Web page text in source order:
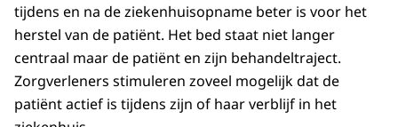
tijdens en na de ziekenhuisopname beter is voor het
herstel van de patiënt. Het bed staat niet langer
centraal maar de patiënt en zijn behandeltraject.
Zorgverleners stimuleren zoveel mogelijk dat de
patiënt actief is tijdens zijn of haar verblijf in het